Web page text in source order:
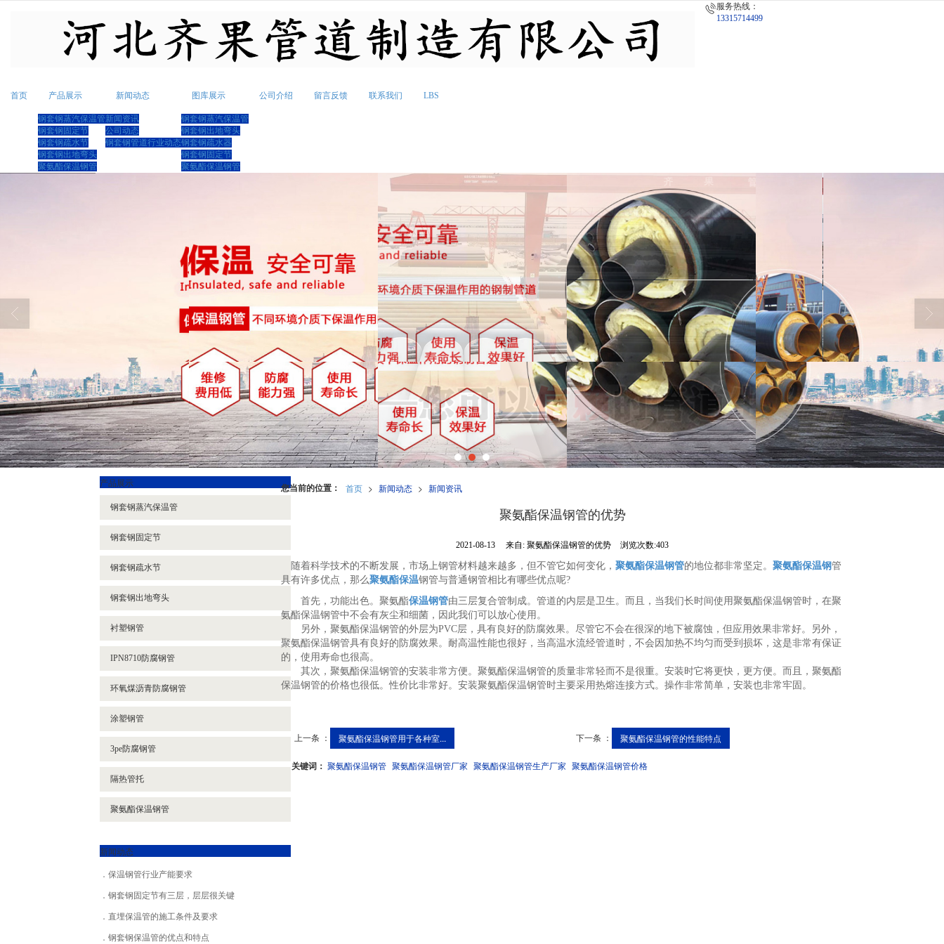
很遗憾，因您的浏览器版本过低导致无法获得最佳浏览体验，推荐下载安装谷歌浏览器！
服务热线：
13315714499
首页 产品展示
钢套钢蒸汽保温管
钢套钢固定节
钢套钢疏水节
钢套钢出地弯头
聚氨酯保温钢管
新闻动态
新闻资讯
公司动态
钢套钢管道行业动态
图库展示
钢套钢蒸汽保温管
钢套钢出地弯头
钢套钢疏水器
钢套钢固定节
聚氨酯保温钢管
公司介绍 留言反馈 联系我们 LBS
您当前的位置： 首页 > 新闻动态 > 新闻资讯
聚氨酯保温钢管的优势
2021-08-13 来自:聚氨酯保温钢管的优势 浏览次数:403
随着科学技术的不断发展，市场上钢管材料越来越多，但不管它如何变化， 聚氨酯保温钢管的地位都非常坚定。 聚氨酯保温钢管
具有许多优点，那么聚氨酯保温钢管与普通钢管相比有哪些优点呢?
首先，功能出色。聚氨酯保温钢管由三层复合管制成。管道的内层是卫生。而且，当我们长时间使用聚氨酯保温钢管时，在聚
氨酯保温钢管中不会有灰尘和细菌，因此我们可以放心使用。
另外，聚氨酯保温钢管的外层为PVC层，具有良好的防腐效果。尽管它不会在很深的地下被腐蚀，但应用效果非常好。另外，
聚氨酯保温钢管具有良好的防腐效果。耐高温性能也很好，当高温水流经管道时，不会因加热不均匀而受到损坏，这是非常有保证
的，使用寿命也很高。
其次，聚氨酯保温钢管的安装非常方便。聚氨酯保温钢管的质量非常轻而不是很重。安装时它将更快，更方便。而且，聚氨酯
保温钢管的价格也很低。性价比非常好。安装聚氨酯保温钢管时主要采用热熔连接方式。操作非常简单，安装也非常牢固。
上一条 ： 聚氨酯保温钢管用于各种室... 下一条 ： 聚氨酯保温钢管的性能特点
关键词： 聚氨酯保温钢管 聚氨酯保温钢管厂家 聚氨酯保温钢管生产厂家 聚氨酯保温钢管价格
产品展示
钢套钢蒸汽保温管
钢套钢固定节
钢套钢疏水节
钢套钢出地弯头
衬塑钢管
IPN8710防腐钢管
环氧煤沥青防腐钢管
涂塑钢管
3pe防腐钢管
隔热管托
聚氨酯保温钢管
新闻动态
保温钢管行业产能要求
钢套钢固定节有三层，层层很关键
直埋保温管的施工条件及要求
钢套钢保温管的优点和特点